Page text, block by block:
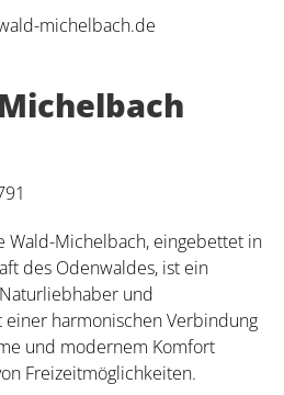
Wald-Michelbach, eingebettet in
des Odenwaldes, ist ein
und
einer harmonischen Verbindung
und modernem Komfort
Freizeitmöglichkeiten.
michelbach.de